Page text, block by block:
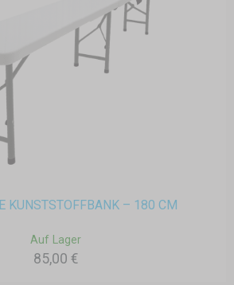
KUNSTSTOFFBANK – 180 CM
Auf Lager
85,00 €